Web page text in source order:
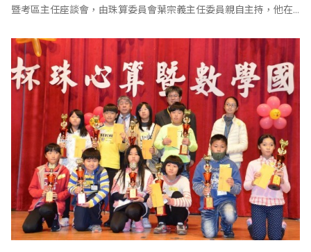
暨考區主任座談會，由珠算委員會葉宗義主任委員親自主持，他在
委員會有多位成員、老師長期投入年長者的珠算教學，頗有成效，
值得嘉許。 會中除報告珠算委員會103年度珠算推廣工作外，也通
過104年度各項重點工作，包括1年4次的..